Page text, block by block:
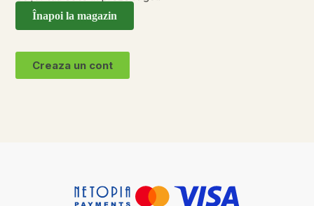
Înapoi la magazin
Creaza un cont